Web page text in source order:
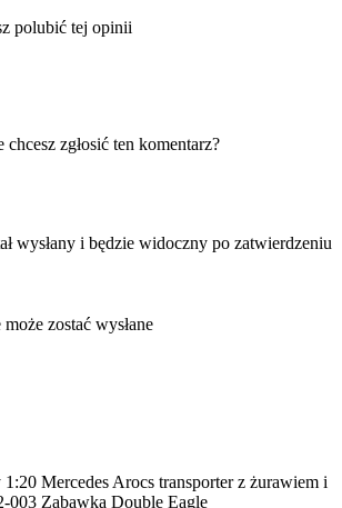
polubić tej opinii
zgłosić ten komentarz?
wysłany i będzie widoczny po zatwierdzeniu
zostać wysłane